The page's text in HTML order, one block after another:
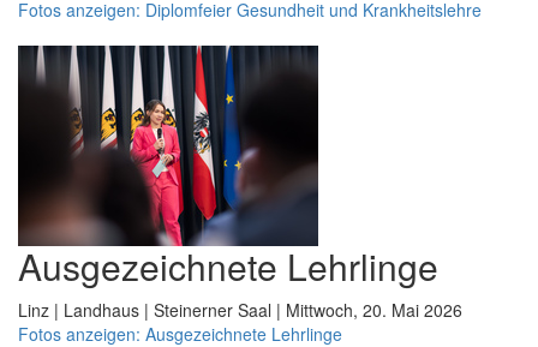
Fotos anzeigen: Diplomfeier Gesundheit und Krankheitslehre
Ausgezeichnete Lehrlinge
Linz | Landhaus | Steinerner Saal | Mittwoch, 20. Mai 2026
Fotos anzeigen: Ausgezeichnete Lehrlinge